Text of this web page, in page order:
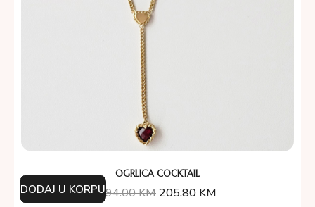
OGRLICA COCKTAIL
294.00KM 205.80 KM
DODAJ U KORPU